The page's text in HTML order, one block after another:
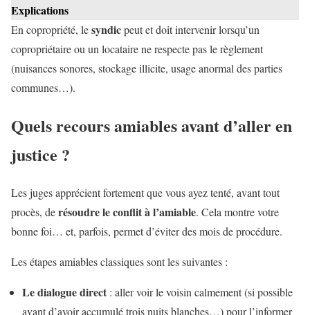
Explications
En copropriété, lesyndicpeut et doit intervenir lorsqu’un
copropriétaire ou un locataire ne respecte pas le règlement
(nuisances sonores, stockage illicite, usage anormal des parties
communes…).
Quels recours amiables avant d’aller en
justice ?
Les juges apprécient fortement que vous ayez tenté, avant tout
procès, derésoudre le conflit à l’amiable. Cela montre votre
bonne foi… et, parfois, permet d’éviter des mois de procédure.
Les étapes amiables classiques sont les suivantes :
Le dialogue direct : aller voir le voisin calmement (si possible
avant d’avoir accumulé trois nuits blanches…) pour l’informer